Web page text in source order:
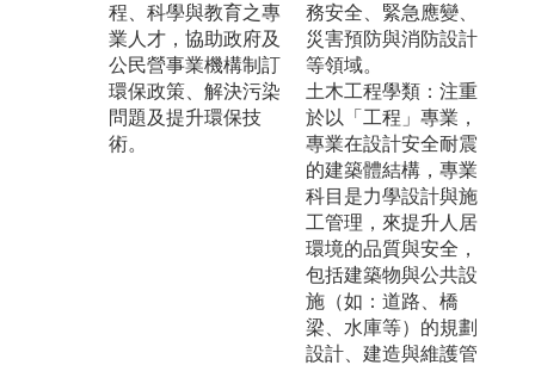
程、科學與教育之專
業人才，協助政府及
公民營事業機構制訂
環保政策、解決污染
問題及提升環保技
術。
務安全、緊急應變、
災害預防與消防設計
等領域。
土木工程學類：注重
於以「工程」專業，
專業在設計安全耐震
的建築體結構，專業
科目是力學設計與施
工管理，來提升人居
環境的品質與安全，
包括建築物與公共設
施（如：道路、橋
梁、水庫等）的規劃
設計、建造與維護管